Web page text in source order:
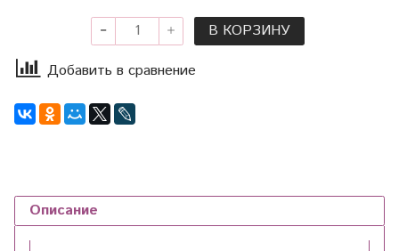
В КОРЗИНУ
Добавить в сравнение
Описание